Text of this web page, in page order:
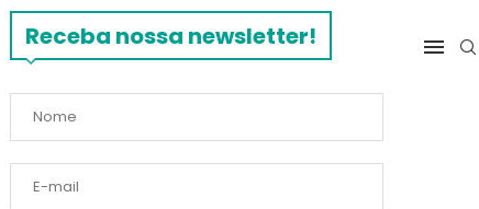
Receba nossa newsletter!